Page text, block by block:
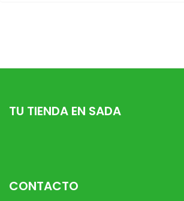
TU TIENDA EN SADA
CONTACTO